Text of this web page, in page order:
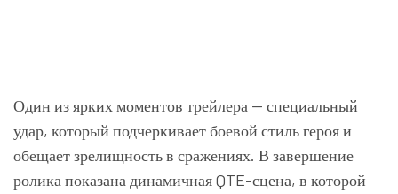
Один из ярких моментов трейлера — специальный
удар, который подчеркивает боевой стиль героя и
обещает зрелищность в сражениях. В завершение
ролика показана динамичная QTE-сцена, в которой